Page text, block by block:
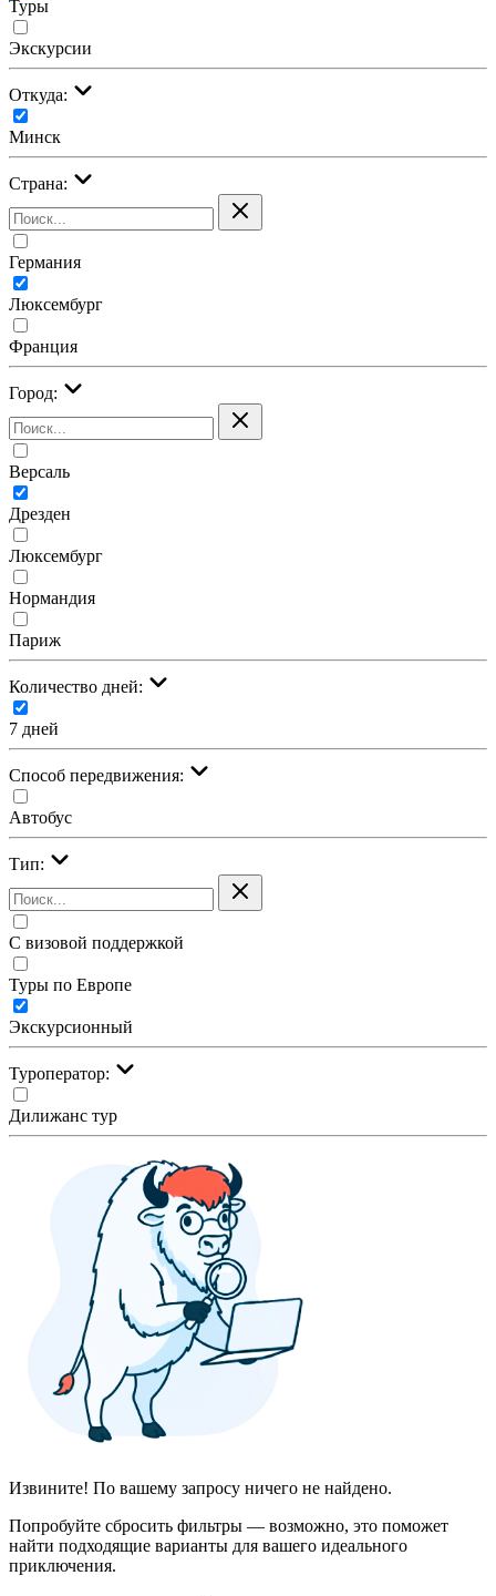
Туры
Экскурсии
Откуда:
Минск
Страна:
Германия
Люксембург
Франция
Город:
Версаль
Дрезден
Люксембург
Нормандия
Париж
Количество дней:
7 дней
Cпособ передвижения:
Автобус
Тип:
С визовой поддержкой
Туры по Европе
Экскурсионный
Туроператор:
Дилижанс тур
Извините! По вашему запросу ничего не найдено.
Попробуйте сбросить фильтры — возможно, это поможет
найти подходящие варианты для вашего идеального
приключения.